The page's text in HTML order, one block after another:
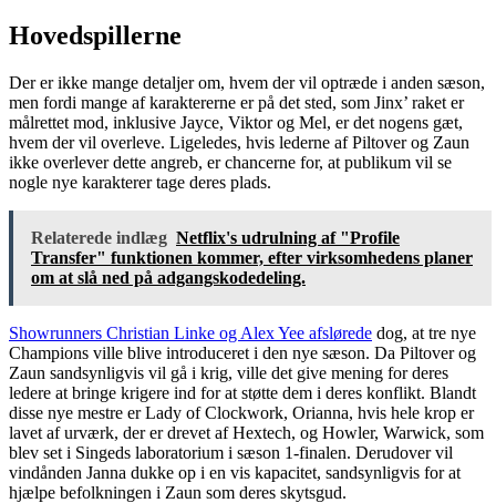
Hovedspillerne
Der er ikke mange detaljer om, hvem der vil optræde i anden sæson,
men fordi mange af karaktererne er på det sted, som Jinx’ raket er
målrettet mod, inklusive Jayce, Viktor og Mel, er det nogens gæt,
hvem der vil overleve. Ligeledes, hvis lederne af Piltover og Zaun
ikke overlever dette angreb, er chancerne for, at publikum vil se
nogle nye karakterer tage deres plads.
Relaterede indlæg Netflix's udrulning af "Profile
Transfer" funktionen kommer, efter virksomhedens planer
om at slå ned på adgangskodedeling.
Showrunners Christian Linke og Alex Yee afslørede dog, at tre nye
Champions ville blive introduceret i den nye sæson. Da Piltover og
Zaun sandsynligvis vil gå i krig, ville det give mening for deres
ledere at bringe krigere ind for at støtte dem i deres konflikt. Blandt
disse nye mestre er Lady of Clockwork, Orianna, hvis hele krop er
lavet af urværk, der er drevet af Hextech, og Howler, Warwick, som
blev set i Singeds laboratorium i sæson 1-finalen. Derudover vil
vindånden Janna dukke op i en vis kapacitet, sandsynligvis for at
hjælpe befolkningen i Zaun som deres skytsgud.